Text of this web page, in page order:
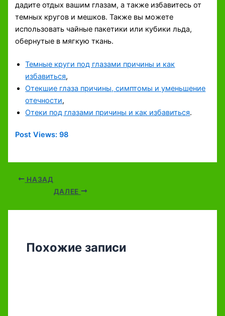
дадите отдых вашим глазам, а также избавитесь от
темных кругов и мешков. Также вы можете
использовать чайные пакетики или кубики льда,
обернутые в мягкую ткань.
Темные круги под глазами причины и как
избавиться,
Отекшие глаза причины, симптомы и уменьшение
отечности,
Отеки под глазами причины и как избавиться.
Post Views: 98
НАЗАД
ДАЛЕЕ
Похожие записи